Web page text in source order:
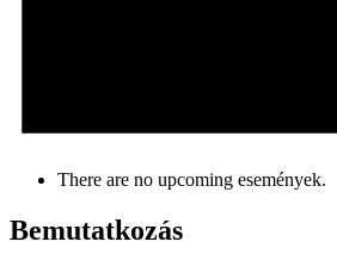
There are no upcoming események.
Bemutatkozás